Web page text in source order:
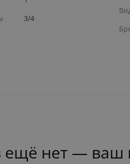
3/4
ещё нет — ваш